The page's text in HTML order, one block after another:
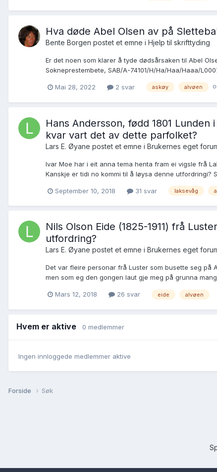
Hva døde Abel Olsen av på
Bente Borgen postet et emne i Hjelp til skrifttyding
Er det noen som klarer å tyde dødsårsaken til Abel
Sokneprestembete, SAB/A-74101/H/Ha/Haa/Haaa/
Mai 28, 2022 2 svar askøy alvøen
Hans Andersson, fødd 1801
kvar vart det av dette parfolket?
Lars E. Øyane postet et emne i Brukernes eget
Ivar Moe har i eit anna tema henta fram ei vigsle frå
Kanskje er tidi no kommi til å løysa denne utfordringi?
September 10, 2018 31 svar laksevåg
Nils Olson Eide (1825-1911) frå
utfordring?
Lars E. Øyane postet et emne i Brukernes eget
Det var fleire personar frå Luster som busette seg på
men som eg den gongen laut gje meg på grunna
Mars 12, 2018 26 svar eide alvøen
Hvem er aktive 0 medlemmer
Ingen innloggede medlemmer aktive
Forside Søk